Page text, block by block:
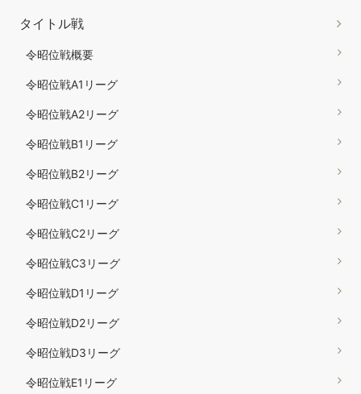
タイトル戦
令昭位戦概要
令昭位戦A1リーグ
令昭位戦A2リーグ
令昭位戦B1リーグ
令昭位戦B2リーグ
令昭位戦C1リーグ
令昭位戦C2リーグ
令昭位戦C3リーグ
令昭位戦D1リーグ
令昭位戦D2リーグ
令昭位戦D3リーグ
令昭位戦E1リーグ